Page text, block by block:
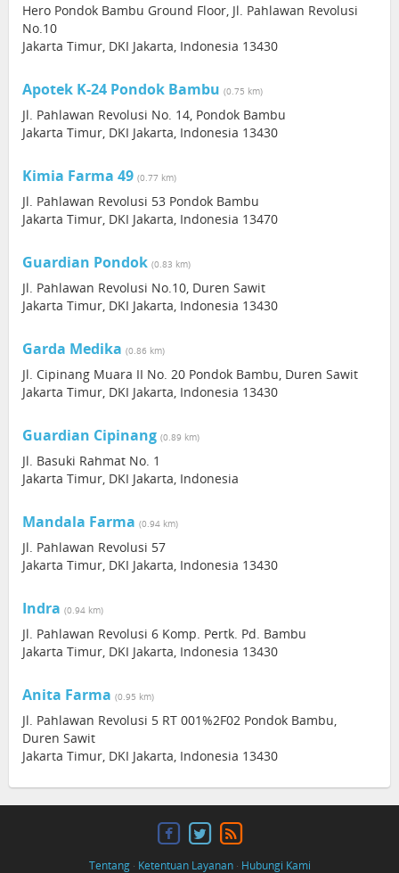
Hero Pondok Bambu Ground Floor, Jl. Pahlawan Revolusi
No.10
Jakarta Timur, DKI Jakarta, Indonesia 13430
Apotek K-24 Pondok Bambu (0.75 km)
Jl. Pahlawan Revolusi No. 14, Pondok Bambu
Jakarta Timur, DKI Jakarta, Indonesia 13430
Kimia Farma 49 (0.77 km)
Jl. Pahlawan Revolusi 53 Pondok Bambu
Jakarta Timur, DKI Jakarta, Indonesia 13470
Guardian Pondok (0.83 km)
Jl. Pahlawan Revolusi No.10, Duren Sawit
Jakarta Timur, DKI Jakarta, Indonesia 13430
Garda Medika (0.86 km)
Jl. Cipinang Muara II No. 20 Pondok Bambu, Duren Sawit
Jakarta Timur, DKI Jakarta, Indonesia 13430
Guardian Cipinang (0.89 km)
Jl. Basuki Rahmat No. 1
Jakarta Timur, DKI Jakarta, Indonesia
Mandala Farma (0.94 km)
Jl. Pahlawan Revolusi 57
Jakarta Timur, DKI Jakarta, Indonesia 13430
Indra (0.94 km)
Jl. Pahlawan Revolusi 6 Komp. Pertk. Pd. Bambu
Jakarta Timur, DKI Jakarta, Indonesia 13430
Anita Farma (0.95 km)
Jl. Pahlawan Revolusi 5 RT 001%2F02 Pondok Bambu,
Duren Sawit
Jakarta Timur, DKI Jakarta, Indonesia 13430
Tentang· Ketentuan Layanan· Hubungi Kami